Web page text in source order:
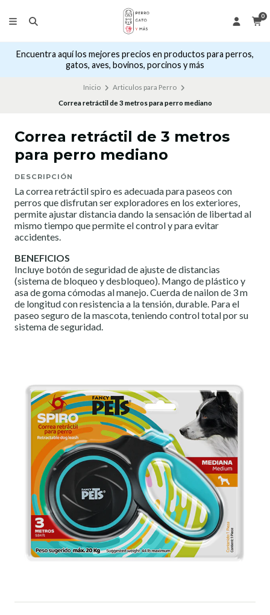
0
Encuentra aquí los mejores precios en productos para perros,
gatos, aves, bovinos, porcinos y más
Inicio
Articulos para Perro
Correa retráctil de 3 metros para perro mediano
Correa retráctil de 3 metros
para perro mediano
DESCRIPCIÓN
La correa retráctil spiro es adecuada para paseos con
perros que disfrutan ser exploradores en los exteriores,
permite ajustar distancia dando la sensación de libertad al
mismo tiempo que permite el control y para evitar
accidentes.
BENEFICIOS
Incluye botón de seguridad de ajuste de distancias
(sistema de bloqueo y desbloqueo). Mango de plástico y
asa de goma cómodas al manejo. Cuerda de nailon de 3 m
de longitud con resistencia a la tensión, durable. Para el
paseo seguro de la mascota, teniendo control total por su
sistema de seguridad.